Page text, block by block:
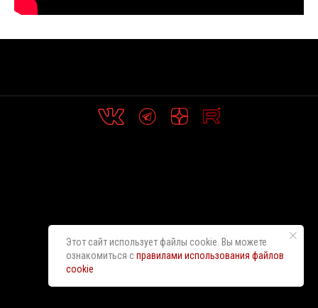
Этот сайт использует файлы cookie. Вы можете
ознакомиться справилами использования файлов
cookie